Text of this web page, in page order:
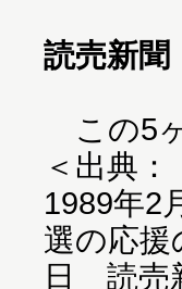
読売新聞
この5
＜出典
1989年2
選の応援
日 読売